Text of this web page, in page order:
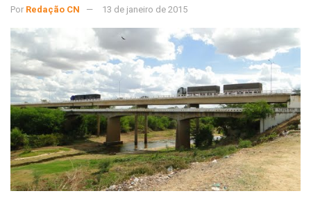
Por Redação CN 13 de janeiro de 2015